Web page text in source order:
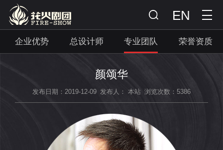
EN
企业优势 总设计师 专业团队 荣誉资质
颜颂华
发布日期：2019-12-09 发布人： 本站 浏览次数：5386